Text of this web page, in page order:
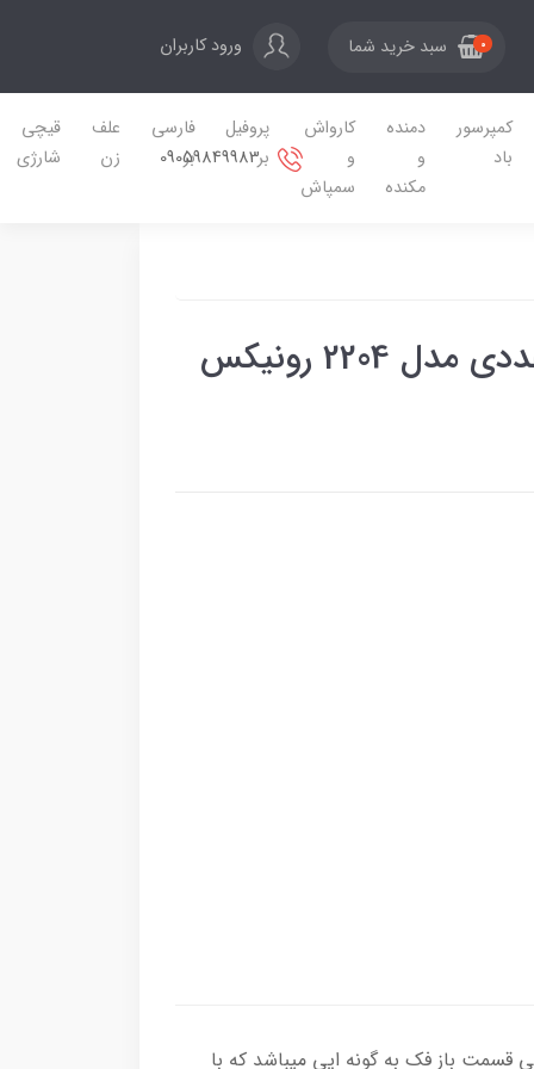
0 سبد خرید شما ورود کاربران
کمپرسور
باد
دمنده
و
مکنده
کارواش
و
سمپاش
پروفیل
بر
فارسی
بر
علف
زن
قیچی
شارژی
09059849983
ست آچار دو سر تخت 8 عددی مدل 2204 رونیکس
باز فک به گونه ایی میباشد که با